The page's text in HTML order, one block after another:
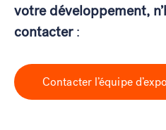
votre développement,
contacter:
Contacter l’équipe